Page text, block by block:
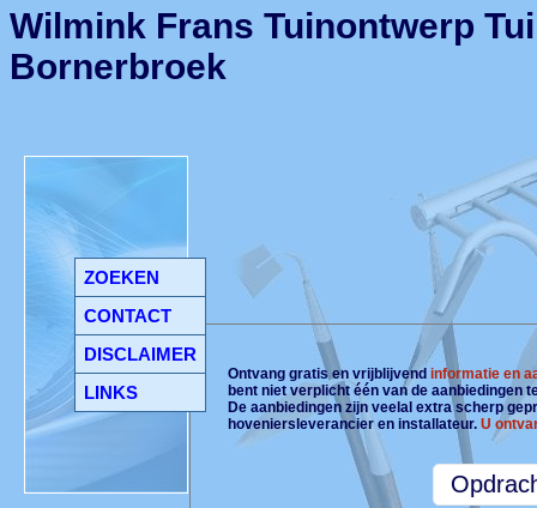
ZOEKEN
CONTACT
DISCLAIMER
LINKS
Wilmink Frans Tuinontwerp
Bornerbroek
Ontvang gratis en vrijblijvendinformatie en
bent niet verplicht één van de aanbiedingen
De aanbiedingen zijn veelal extra scherp
hoveniersleverancier en installateur.U